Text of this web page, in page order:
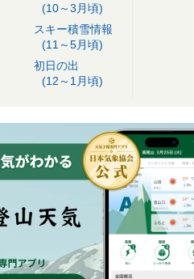
(10～3月頃)
スキー積雪情報
(11～5月頃)
初日の出
(12～1月頃)